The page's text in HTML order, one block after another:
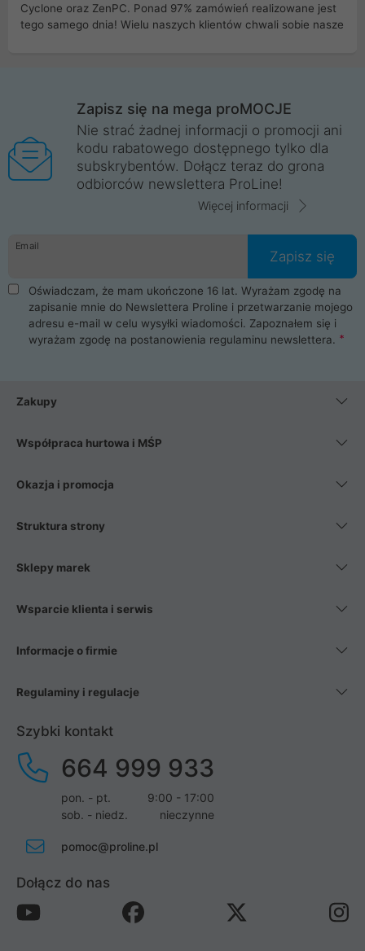
Cyclone oraz ZenPC. Ponad 97% zamówień realizowane jest
tego samego dnia! Wielu naszych klientów chwali sobie nasze
Wrocław, Poznań, Legnica, Katowice, Gliwice, Kalisz, Bytom,
Trzebnica, Opole. Szybka i profesjonalna obsługa!
ProLine to polska firma ze 100% polskim kapitałem. Działamy
legalnie i płacimy podatki w naszym kraju! Posiadamy siedzibę
główną w Mirkowie oraz salony na terenie kraju. Cała
komunikacja ze sklepem komputerowym ProLine jest
danych osobowych. Dlatego zakup notebooka albo laptopa w
ProLine to czysta przyjemność i pełne bezpieczeństwo.
Zaopatrzysz się u nas w akcesoria i części komputerowe
takie jak procesory, karty graficzne, płyty główne, pamięci,
dyski SSD, M.2 oraz HDD. Nasi pracownicy pomogą Ci wybrać
najlepszy zasilacz komputerowy oraz obudowę do komputera.
Poza komputerami mamy również najlepsze na rynku
Smartfony takich producentów jak Xiaomi, Apple, Samsung i
wentylatory. Na koniec mając już to wszystko, możesz
Zapisz się na mega proMOCJE
Nie strać żadnej informacji o promocji ani
kodu rabatowego dostępnego tylko dla
subskrybentów. Dołącz teraz do grona
odbiorców newslettera ProLine!
Więcej informacji
Email
Zapisz się
Oświadczam, że mam ukończone 16 lat. Wyrażam zgodę na
zapisanie mnie do Newslettera Proline i przetwarzanie mojego
adresu e-mail w celu wysyłki wiadomości. Zapoznałem się i
wyrażam zgodę na postanowienia regulaminu newslettera.
Zakupy
Współpraca hurtowa i MŚP
Okazja i promocja
Struktura strony
Sklepy marek
Wsparcie klienta i serwis
Informacje o firmie
Regulaminy i regulacje
Szybki kontakt
664 999 933
pon. - pt.
9:00 - 17:00
sob. - niedz.
nieczynne
pomoc@proline.pl
Dołącz do nas